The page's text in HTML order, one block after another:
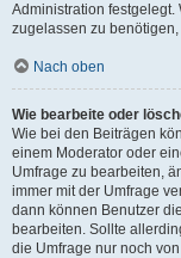
Administration festgelegt.
zugelassen zu
Nach oben
Wie bearbeite oder
Wie bei den Beiträgen
einem Moderator oder
Umfrage zu bearbeiten,
immer mit der Umfrage
dann können Benutzer
bearbeiten. Sollte
die Umfrage nur noch